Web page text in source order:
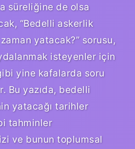
süreliğine de olsa
“Bedelli askerlik
yatacak?” sorusu,
isteyenler için
yine kafalarda soru
Bu yazıda, bedelli
yatacağı tarihler
tahminler
ve bunun toplumsal